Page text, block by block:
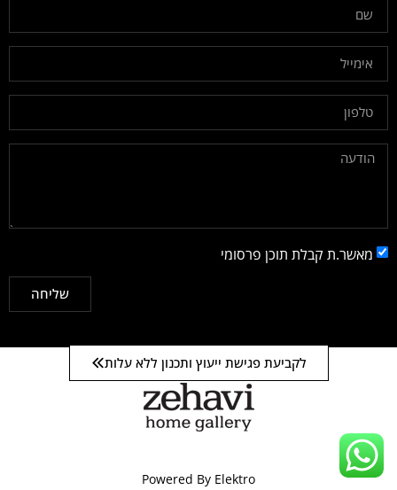
מאשר.ת קבלת תוכן פרסומי
שליחה
לקביעת פגישת ייעוץ ותכנון ללא עלות
Powered By Elektro